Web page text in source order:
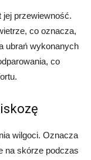
przewiewność.
co oznacza,
ubrań wykonanych
co
wilgoci. Oznacza
na skórze podczas